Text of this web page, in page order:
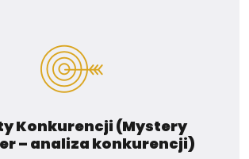
Konkurencji (Mystery
– analiza konkurencji)